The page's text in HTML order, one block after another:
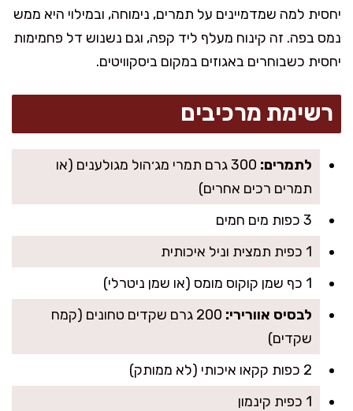
יחסית למה שמדמיינים על תמרים, נימוחה, ובמילוי היא ממש
נמס בפה. זה קינוח מעלף ליד קפה, וגם נשנוש דל פחמימות
יחסית כשבוחרים באגוזים במקום ביסקוויטים.
רשימת מרכיבים
לתמרים:
300 גרם תמרי מג׳הול מגולענים (או
תמרים רכים אחרים)
3 כפות מים חמים
1 כפית תמצית וניל איכותית
1 כף שמן קוקוס מומס (או שמן ניטרלי)
לבסיס אוורירי:
200 גרם שקדים טחונים (קמח
שקדים)
2 כפות קקאו איכותי (לא ממותק)
1 כפית קינמון